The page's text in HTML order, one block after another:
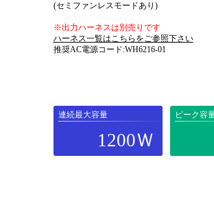
(セミファンレスモードあり)
※出力ハーネスは別売りです
ハーネス一覧はこちらをご参照下さい
推奨AC電源コード:WH6216-01
連続最大容量
1200Ｗ
ピーク容